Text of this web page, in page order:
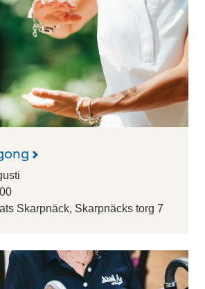
Skarpnäck, Skarpnäcks torg 7